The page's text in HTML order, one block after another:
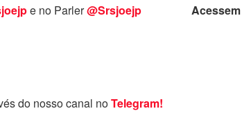
e no Parler@Srsjoejp Acessem
do nosso canal noTelegram!